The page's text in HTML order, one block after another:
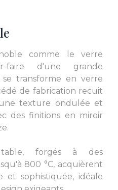
comme le verre
faire d'une grande
transforme en verre
de fabrication recuit
texture ondulée et
des finitions en miroir
forgés à des
800 °C, acquièrent
et sophistiquée, idéale